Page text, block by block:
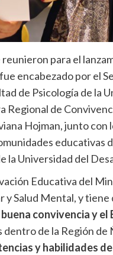
para el
encabezado por el
de Psicología de la
de
Hojman, junto con
educativas
la Universidad del
Educativa del
Salud Mental, y tiene
convivencia y el
de la Región de
y habilidades